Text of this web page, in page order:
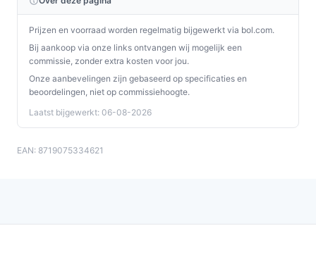
Prijzen en voorraad worden regelmatig bijgewerkt via bol.com.
Bij aankoop via onze links ontvangen wij mogelijk een
commissie, zonder extra kosten voor jou.
Onze aanbevelingen zijn gebaseerd op specificaties en
beoordelingen, niet op commissiehoogte.
Laatst bijgewerkt: 06-08-2026
EAN: 8719075334621